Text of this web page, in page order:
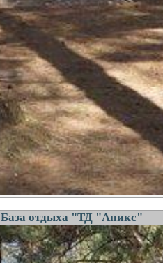
База отдыха "ТД "Аникс"